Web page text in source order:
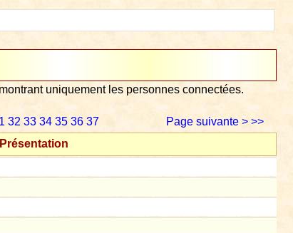
uniquement les personnes connectées.
32 33 34 35 36 37 Page suivante > >>
Présentation